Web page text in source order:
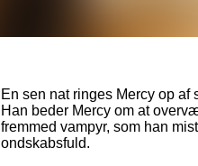
En sen nat ringes Mercy op af
Han beder Mercy om at
fremmed vampyr, som han
ondskabsfuld.